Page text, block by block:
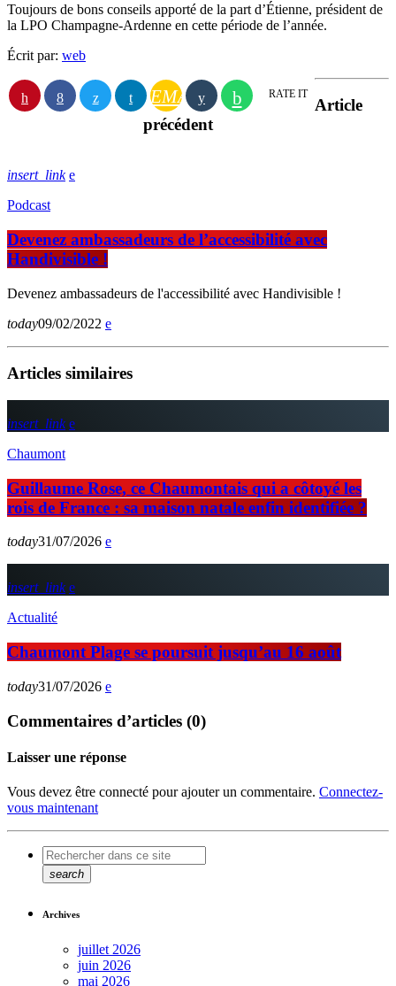
Toujours de bons conseils apporté de la part d’Étienne, président de
la LPO Champagne-Ardenne en cette période de l’année.
Écrit par: web
EMAIL RATE IT
Article
précédent
insert_link
Podcast
Devenez ambassadeurs de l’accessibilité avec
Handivisible !
Devenez ambassadeurs de l'accessibilité avec Handivisible !
today09/02/2022
Articles similaires
insert_link
Chaumont
Guillaume Rose, ce Chaumontais qui a côtoyé les
rois de France : sa maison natale enfin identifiée ?
today31/07/2026
insert_link
Actualité
Chaumont Plage se poursuit jusqu’au 16 août
today31/07/2026
Commentaires d’articles (0)
Laisser une réponse
Vous devez être connecté pour ajouter un commentaire. Connectez-
vous maintenant
search
Archives
juillet 2026
juin 2026
mai 2026